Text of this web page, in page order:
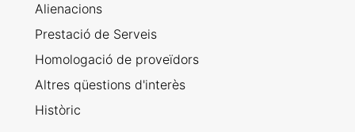
Alienacions
Prestació de Serveis
Homologació de proveïdors
Altres qüestions d'interès
Històric